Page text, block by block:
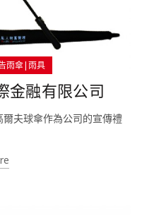
雨傘|雨具
金融有限公司
夫球傘作為公司的宣傳禮